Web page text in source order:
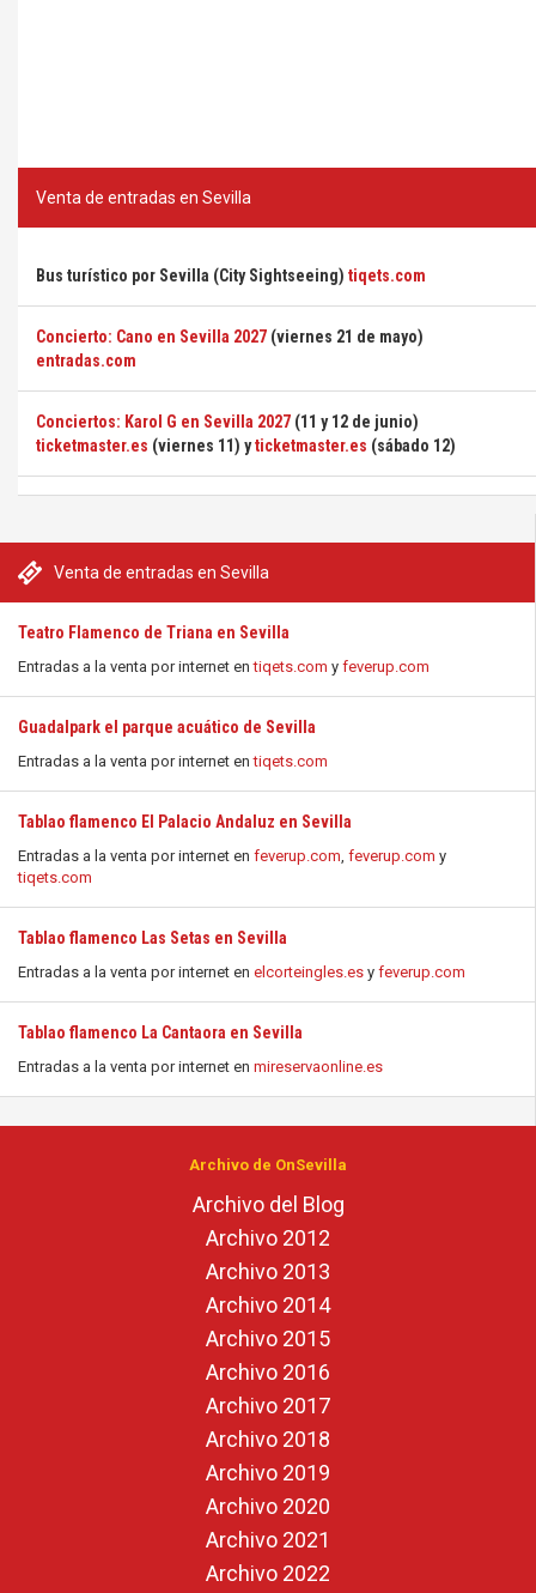
Venta de entradas en Sevilla
Teatro Flamenco de Triana en Sevilla
Entradas a la venta por internet entiqets.com y feverup.com
Guadalpark el parque acuático de Sevilla
Entradas a la venta por internet entiqets.com
Tablao flamenco El Palacio Andaluz en Sevilla
Entradas a la venta por internet en feverup.com, feverup.com y
tiqets.com
Tablao flamenco Las Setas en Sevilla
Entradas a la venta por internet en elcorteingles.es y feverup.com
Tablao flamenco La Cantaora en Sevilla
Entradas a la venta por internet en mireservaonline.es
Venta de entradas en Sevilla
Bus turístico por Sevilla (City Sightseeing) tiqets.com
Concierto: Cano en Sevilla 2027 (viernes 21 de mayo)
entradas.com
Conciertos: Karol G en Sevilla 2027 (11 y 12 de junio)
ticketmaster.es (viernes 11) yticketmaster.es (sábado 12)
Archivo de OnSevilla
Archivo del Blog
Archivo 2012
Archivo 2013
Archivo 2014
Archivo 2015
Archivo 2016
Archivo 2017
Archivo 2018
Archivo 2019
Archivo 2020
Archivo 2021
Archivo 2022